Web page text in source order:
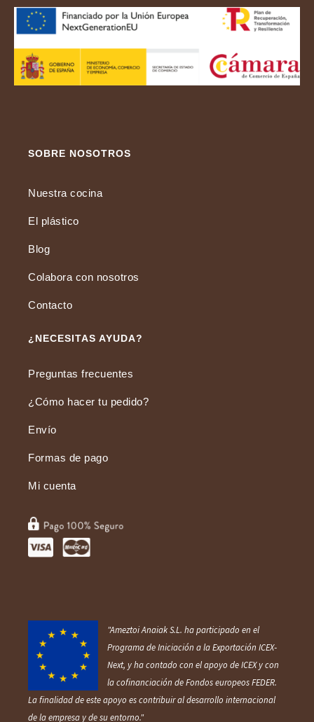
SOBRE NOSOTROS
Nuestra cocina
El plástico
Blog
Colabora con nosotros
Contacto
¿NECESITAS AYUDA?
Preguntas frecuentes
¿Cómo hacer tu pedido?
Envío
Formas de pago
Mi cuenta
"Ameztoi Anaiak S.L. ha participado en el
Programa de Iniciación a la Exportación ICEX‐
Next, y ha contado con el apoyo de ICEX y con
la cofinanciación de Fondos europeos FEDER.
La finalidad de este apoyo es contribuir al desarrollo internacional
de la empresa y de su entorno."